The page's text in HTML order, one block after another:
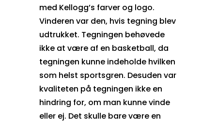
med Kellogg’s farver og logo.
Vinderen var den, hvis tegning blev
udtrukket. Tegningen behøvede
ikke at være af en basketball, da
tegningen kunne indeholde hvilken
som helst sportsgren. Desuden var
kvaliteten på tegningen ikke en
hindring for, om man kunne vinde
eller ej. Det skulle bare være en